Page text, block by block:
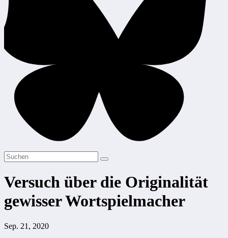
Versuch über die Originalität
gewisser Wortspielmacher
Sep. 21, 2020